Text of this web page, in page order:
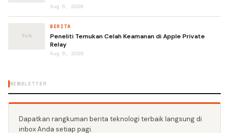
Aug 6, 2026
BERITA
Peneliti Temukan Celah Keamanan di Apple Private
Relay
Aug 6, 2026
NEWSLETTER
Dapatkan rangkuman berita teknologi terbaik langsung di
inbox Anda setiap pagi.